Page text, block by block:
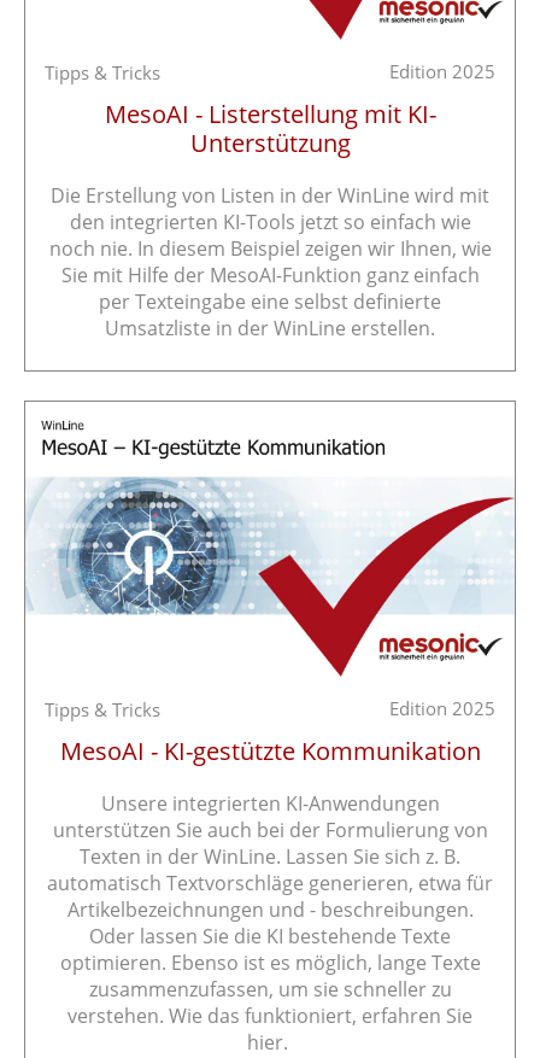
Tipps & Tricks Edition 2025
MesoAI - Listerstellung mit KI-
Unterstützung
Die Erstellung von Listen in der WinLine wird mit
den integrierten KI-Tools jetzt so einfach wie
noch nie. In diesem Beispiel zeigen wir Ihnen, wie
Sie mit Hilfe der MesoAI-Funktion ganz einfach
per Texteingabe eine selbst definierte
Umsatzliste in der WinLine erstellen.
Tipps & Tricks Edition 2025
MesoAI - KI-gestützte Kommunikation
Unsere integrierten KI-Anwendungen
unterstützen Sie auch bei der Formulierung von
Texten in der WinLine. Lassen Sie sich z. B.
automatisch Textvorschläge generieren, etwa für
Artikelbezeichnungen und - beschreibungen.
Oder lassen Sie die KI bestehende Texte
optimieren. Ebenso ist es möglich, lange Texte
zusammenzufassen, um sie schneller zu
verstehen. Wie das funktioniert, erfahren Sie
hier.